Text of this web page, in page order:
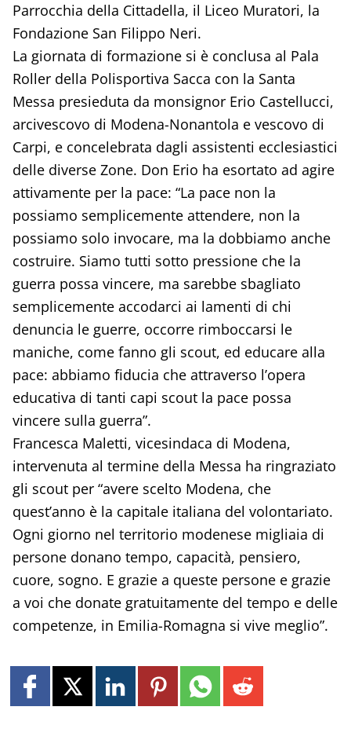
Parrocchia della Cittadella, il Liceo Muratori, la
Fondazione San Filippo Neri.
La giornata di formazione si è conclusa al Pala
Roller della Polisportiva Sacca con la Santa
Messa presieduta da monsignor Erio Castellucci,
arcivescovo di Modena-Nonantola e vescovo di
Carpi, e concelebrata dagli assistenti ecclesiastici
delle diverse Zone. Don Erio ha esortato ad agire
attivamente per la pace: “La pace non la
possiamo semplicemente attendere, non la
possiamo solo invocare, ma la dobbiamo anche
costruire. Siamo tutti sotto pressione che la
guerra possa vincere, ma sarebbe sbagliato
semplicemente accodarci ai lamenti di chi
denuncia le guerre, occorre rimboccarsi le
maniche, come fanno gli scout, ed educare alla
pace: abbiamo fiducia che attraverso l’opera
educativa di tanti capi scout la pace possa
vincere sulla guerra”.
Francesca Maletti, vicesindaca di Modena,
intervenuta al termine della Messa ha ringraziato
gli scout per “avere scelto Modena, che
quest’anno è la capitale italiana del volontariato.
Ogni giorno nel territorio modenese migliaia di
persone donano tempo, capacità, pensiero,
cuore, sogno. E grazie a queste persone e grazie
a voi che donate gratuitamente del tempo e delle
competenze, in Emilia-Romagna si vive meglio”.